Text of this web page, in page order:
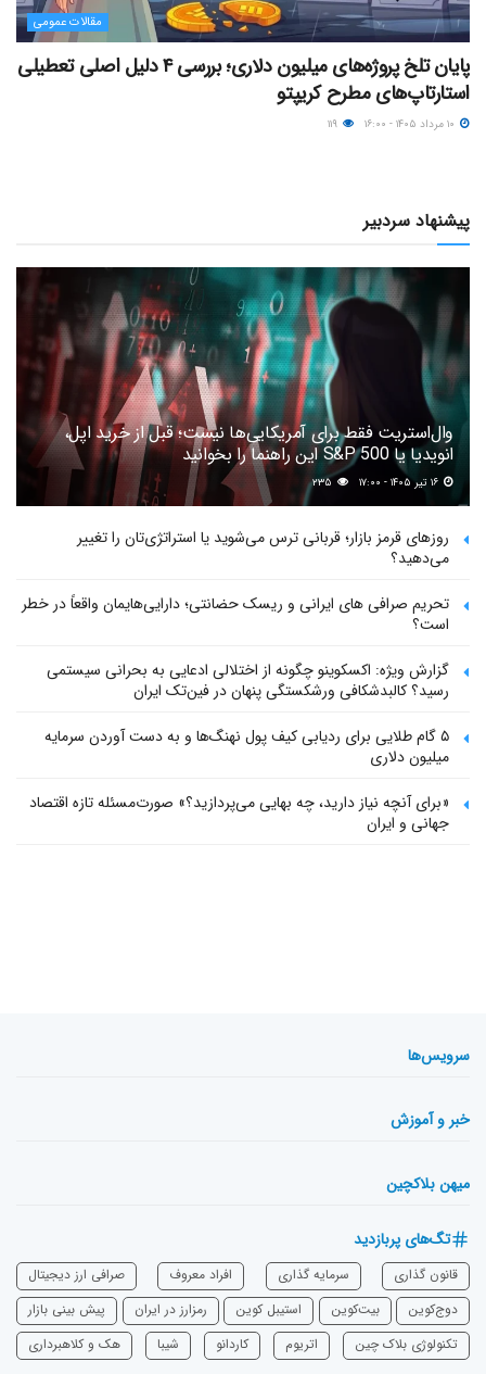
مقالات عمومی
پایان تلخ پروژه‌های میلیون دلاری؛ بررسی ۴ دلیل اصلی تعطیلی
استارتاپ‌های مطرح کریپتو
پیشنهاد سردبیر
وال‌استریت فقط برای آمریکایی‌ها نیست؛ قبل از خرید اپل،
انویدیا یا S&P 500 این راهنما را بخوانید
۲۳۵
روزهای قرمز بازار؛ قربانی ترس می‌شوید یا استراتژی‌تان را تغییر
می‌دهید؟
تحریم صرافی های ایرانی و ریسک حضانتی؛ دارایی‌هایمان واقعاً در خطر
است؟
گزارش ویژه: اکسکوینو چگونه از اختلالی ادعایی به بحرانی سیستمی
رسید؟ کالبدشکافی ورشکستگی پنهان در فین‌تک ایران
۵ گام طلایی برای ردیابی کیف پول‌ نهنگ‌ها و به دست آوردن سرمایه
میلیون دلاری
«برای آنچه نیاز دارید، چه بهایی می‌پردازید؟» صورت‌مسئله تازه اقتصاد
جهانی و ایران
سرویس‌ها
خبر و آموزش
میهن بلاکچین
تگ‌های پربازدید
قانون گذاری سرمایه‌ گذاری افراد معروف
صرافی ارز دیجیتال
دوج‌کوین
بیت‌کوین استیبل کوین رمزارز در ایران
پیش بینی بازار
تکنولوژی بلاک چین
اتریوم ‌کاردانو شیبا هک و کلاهبرداری